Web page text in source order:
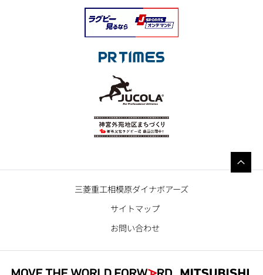
三菱重工相模原ダイナボアーズ
サイトマップ
お問い合わせ